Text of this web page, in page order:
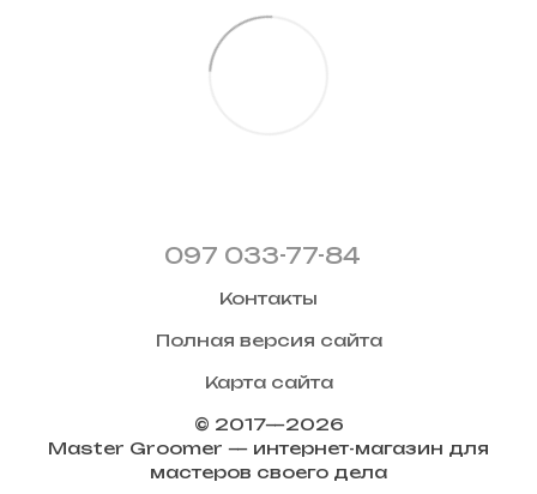
097 033-77-84
Контакты
Полная версия сайта
Карта сайта
© 2017—2026
Master Groomer — интернет-магазин для
мастеров своего дела